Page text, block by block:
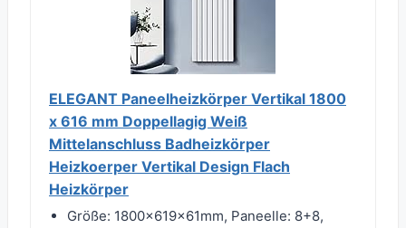
ELEGANT Paneelheizkörper Vertikal 1800
x 616 mm Doppellagig Weiß
Mittelanschluss Badheizkörper
Heizkoerper Vertikal Design Flach
Heizkörper
Größe: 1800x619x61mm, Paneelle: 8+8,